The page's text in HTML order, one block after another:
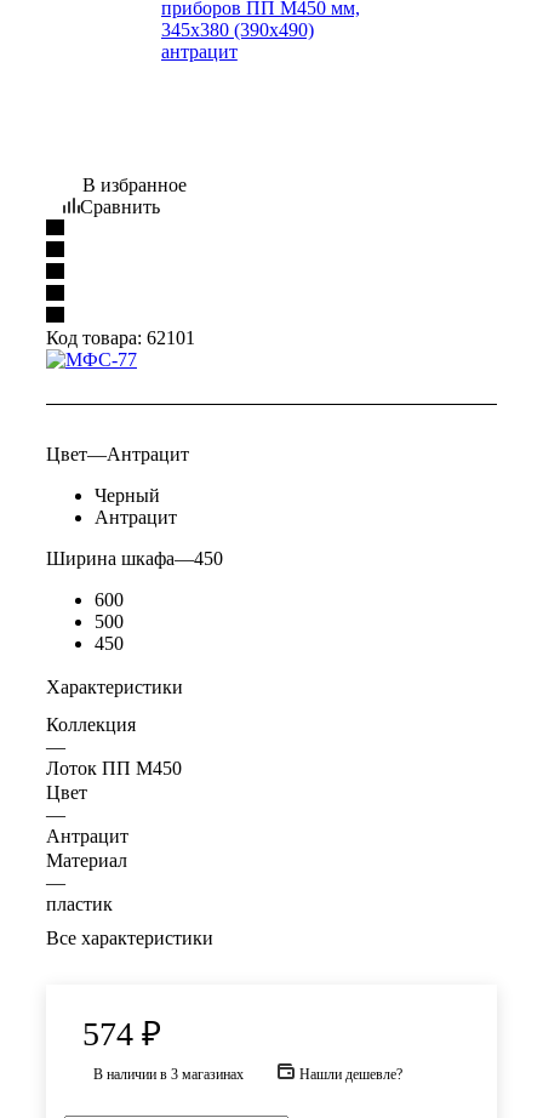
В избранное
Сравнить
Код товара: 62101
Цвет—Антрацит
Черный
Антрацит
Ширина шкафа—450
600
500
450
Характеристики
Коллекция
—
Лоток ПП М450
Цвет
—
Антрацит
Материал
—
пластик
Все характеристики
574 ₽
В наличии в 3 магазинах Нашли дешевле?